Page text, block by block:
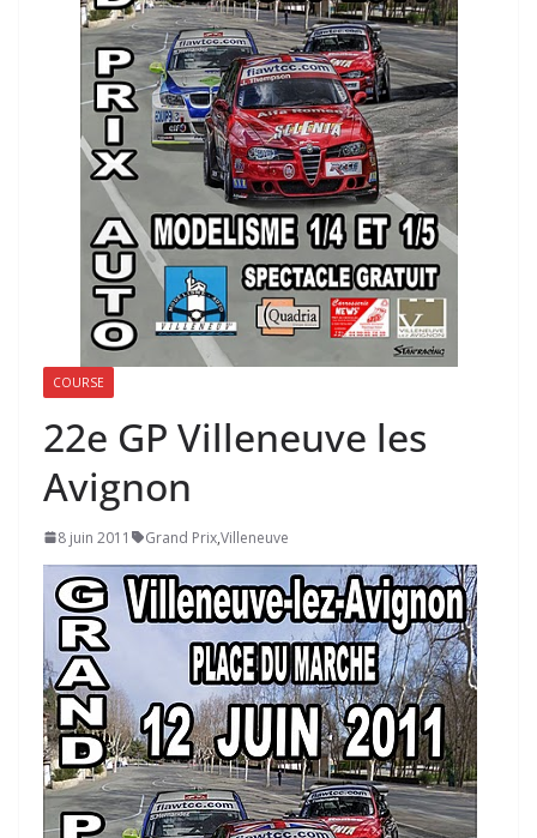
COURSE
22e GP Villeneuve les
Avignon
8 juin 2011 Grand Prix,Villeneuve